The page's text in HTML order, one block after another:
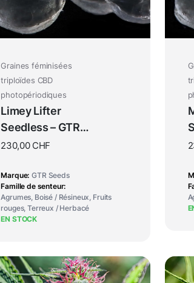
Graines féminisées
triploïdes CBD
photopériodiques
Limey Lifter
Seedless – GTR
Seeds
230,00 CHF
Marque GTR Seeds
Famille de senteur
Agrumes, Boisé / Résineux, Fruits
rouges, Terreux / Herbacé
EN STOCK